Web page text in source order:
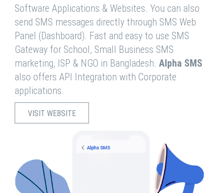
Software Applications & Websites. You can also
send SMS messages directly through SMS Web
Panel (Dashboard). Fast and easy to use SMS
Gateway for School, Small Business SMS
marketing, ISP & NGO in Bangladesh. Alpha SMS
also offers API Integration with Corporate
applications.
VISIT WEBSITE